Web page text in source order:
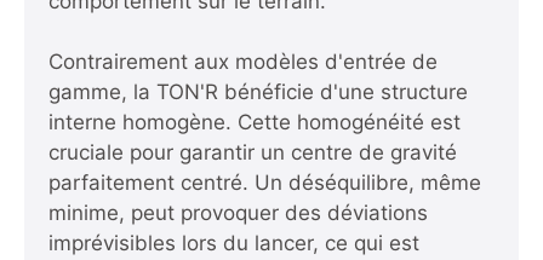
Contrairement aux modèles d'entrée de
gamme, la TON'R bénéficie d'une structure
interne homogène. Cette homogénéité est
cruciale pour garantir un centre de gravité
parfaitement centré. Un déséquilibre, même
minime, peut provoquer des déviations
imprévisibles lors du lancer, ce qui est